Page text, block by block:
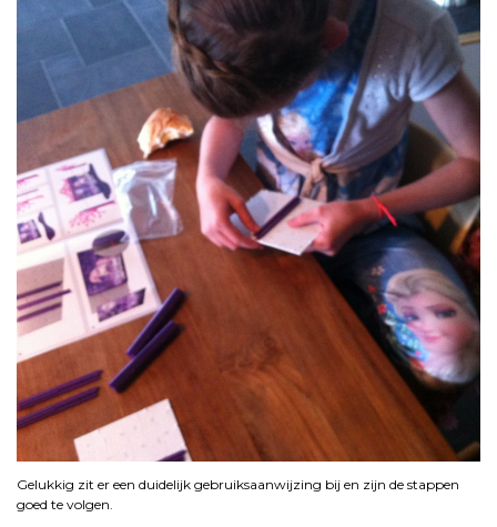
Gelukkig zit er een duidelijk gebruiksaanwijzing bij en zijn de stappen
goed te volgen.